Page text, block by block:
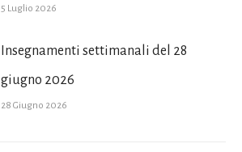
5 Luglio 2026
Insegnamenti settimanali del 28
giugno 2026
28 Giugno 2026